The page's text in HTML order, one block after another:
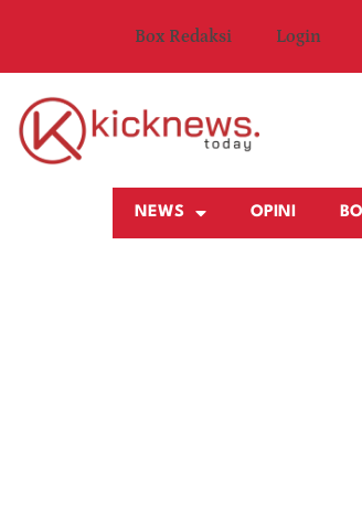
Box Redaksi Login
NEWS OPINI